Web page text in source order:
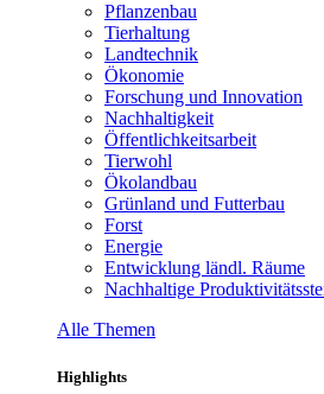
Pflanzenbau
Tierhaltung
Landtechnik
Ökonomie
Forschung und Innovation
Nachhaltigkeit
Öffentlichkeitsarbeit
Tierwohl
Ökolandbau
Grünland und Futterbau
Forst
Energie
Entwicklung ländl. Räume
Nachhaltige
Alle Themen
Highlights